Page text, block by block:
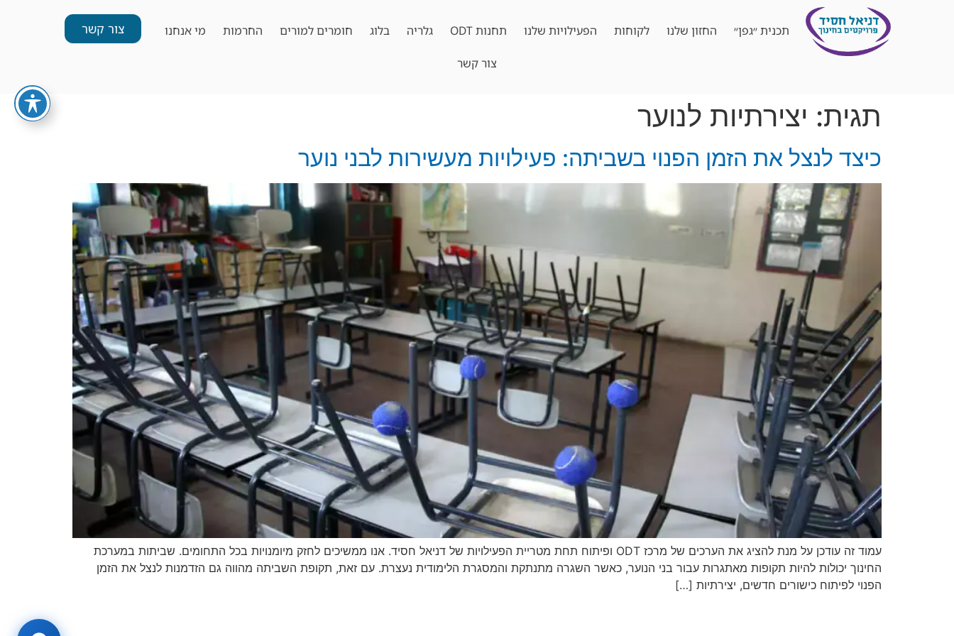
תכנית ״גפן״ החזון שלנו לקוחות הפעילויות שלנו תחנות ODT גלריה בלוג חומרים למורים החרמות מי אנחנו
צור קשר
צור קשר
תגית: יצירתיות לנוער
כיצד לנצל את הזמן הפנוי בשביתה: פעילויות מעשירות לבני נוער
עמוד זה עודכן על מנת להציג את הערכים של מרכז ODT ופיתוח תחת מטריית הפעילויות של דניאל חסיד. אנו ממשיכים לחזק מיומנויות בכל התחומים. שביתות במערכת
החינוך יכולות להיות תקופות מאתגרות עבור בני הנוער, כאשר השגרה מתנתקת והמסגרת הלימודית נעצרת. עם זאת, תקופת השביתה מהווה גם הזדמנות לנצל את הזמן
הפנוי לפיתוח כישורים חדשים, יצירתיות […]